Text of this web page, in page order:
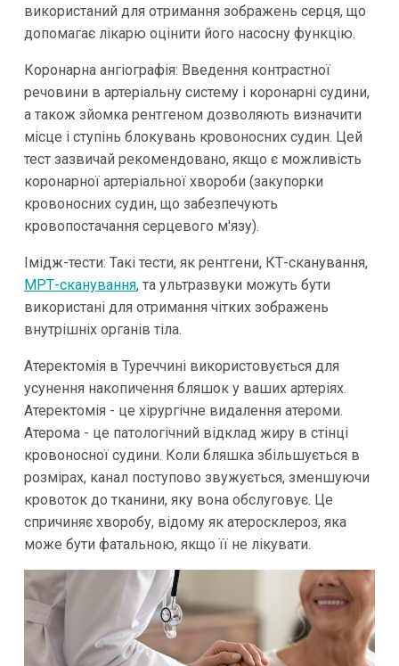
використаний для отримання зображень серця, що
допомагає лікарю оцінити його насосну функцію.
Коронарна ангіографія: Введення контрастної
речовини в артеріальну систему і коронарні судини,
а також зйомка рентгеном дозволяють визначити
місце і ступінь блокувань кровоносних судин. Цей
тест зазвичай рекомендовано, якщо є можливість
коронарної артеріальної хвороби (закупорки
кровоносних судин, що забезпечують
кровопостачання серцевого м'язу).
Імідж-тести: Такі тести, як рентгени, КТ-сканування,
МРТ-сканування, та ультразвуки можуть бути
використані для отримання чітких зображень
внутрішніх органів тіла.
Атеректомія в Туреччині використовується для
усунення накопичення бляшок у ваших артеріях.
Атеректомія - це хірургічне видалення атероми.
Атерома - це патологічний відклад жиру в стінці
кровоносної судини. Коли бляшка збільшується в
розмірах, канал поступово звужується, зменшуючи
кровоток до тканини, яку вона обслуговує. Це
спричиняє хворобу, відому як атеросклероз, яка
може бути фатальною, якщо її не лікувати.